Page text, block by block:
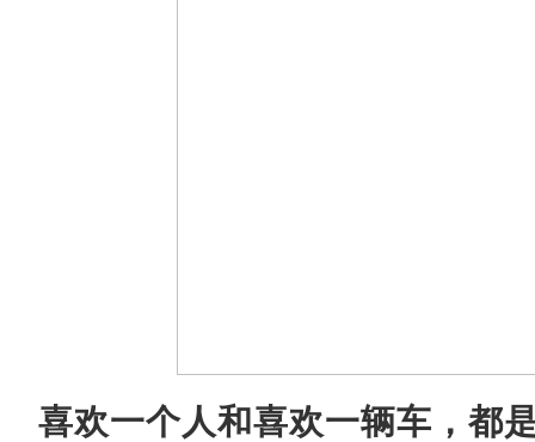
喜欢一个人和喜欢一辆车，都